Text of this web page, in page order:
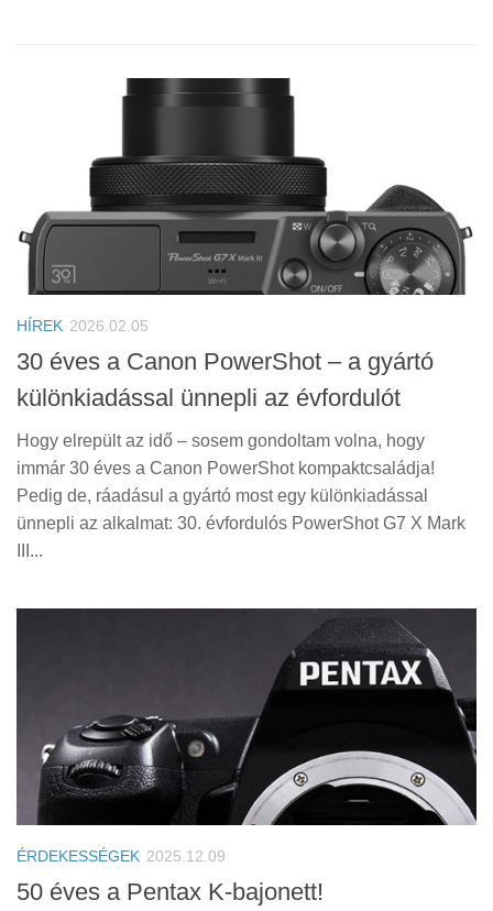
HÍREK 2026.02.05
30 éves a Canon PowerShot – a gyártó
különkiadással ünnepli az évfordulót
Hogy elrepült az idő – sosem gondoltam volna, hogy
immár 30 éves a Canon PowerShot kompaktcsaládja!
Pedig de, ráadásul a gyártó most egy különkiadással
ünnepli az alkalmat: 30. évfordulós PowerShot G7 X Mark
III...
ÉRDEKESSÉGEK 2025.12.09
50 éves a Pentax K-bajonett!